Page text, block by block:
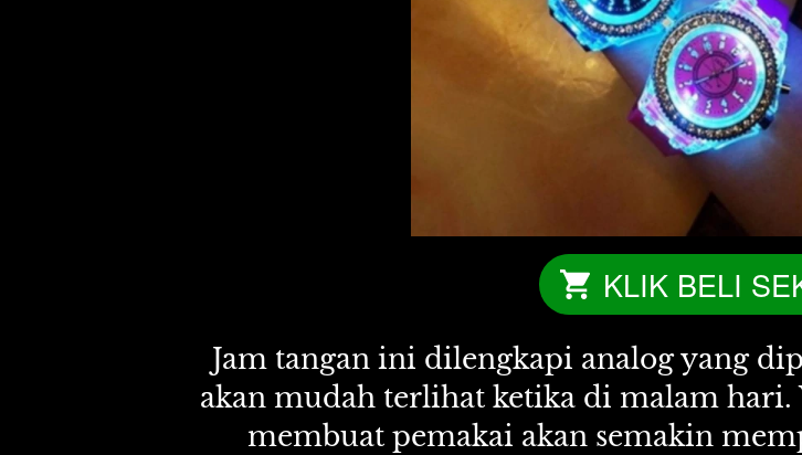
` KLIK BELI
Jam tangan ini dilengkapi analog yang
akan mudah terlihat ketika di malam hari.
membuat pemakai akan semakin